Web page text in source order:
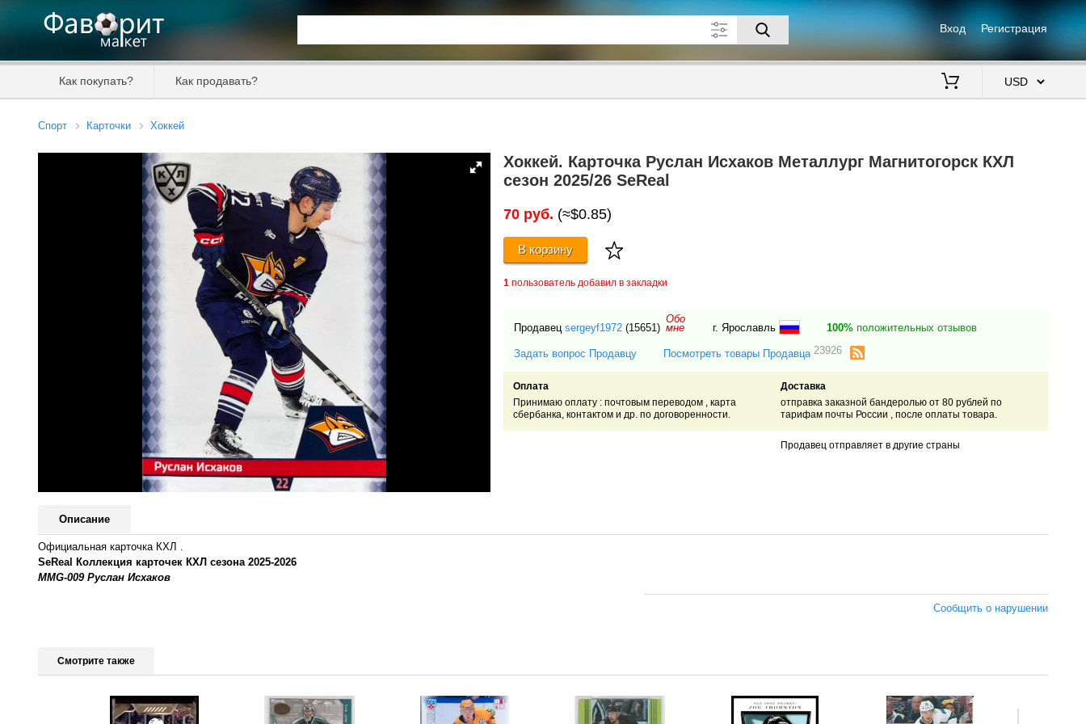
Вход Регистрация
Как покупать? Как продавать?
Спорт Карточки Хоккей
Хоккей. Карточка Руслан Исхаков Металлург Магнитогорск КХЛ
сезон 2025/26 SeReal
70 руб. (≈$0.85)
В корзину
1 пользователь добавил в закладки
Продавец sergeyf1972 (15651)
Обо
мне г. Ярославль 100%положительных отзывов
Задать вопрос Продавцу Посмотреть товары Продавца 23926
Оплата
Принимаю оплату : почтовым переводом , карта
сбербанка, контактом и др. по договоренности.
Доставка
отправка заказной бандеролью от 80 рублей по
тарифам почты России , после оплаты товара.
Продавец отправляет в другие страны
Описание
Официальная карточка КХЛ .
SeReal Коллекция карточек КХЛ сезона 2025-2026
MMG-009 Руслан Исхаков
Сообщить о нарушении
Смотрите также